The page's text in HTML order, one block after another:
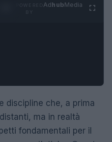
AdhubMedia
discipline che, a prima
ma in realtà
fondamentali per il